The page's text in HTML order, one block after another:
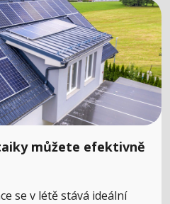
můžete efektivně
se v létě stává ideální